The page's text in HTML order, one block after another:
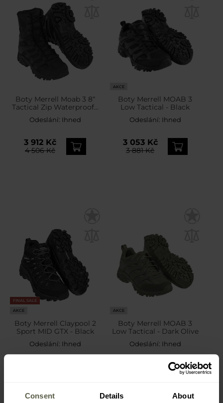
Consent Details About
Boty Merrell Moab 3 8“
Tactical Zip Waterproof -
Black
Odeslání: Ihned
3 912 Kč
4 506 Kč
AKCE
Boty Merrell MOAB 3
Low Tactical - Black
Odeslání: Ihned
3 053 Kč
3 881 Kč
FINAL SALE
AKCE
Boty Merrell Claypool 2
Sport MID GTX - Black
Odeslání: Ihned
AKCE
Boty Merrell MOAB 3
Low Tactical - Dark Olive
Odeslání: Ihned